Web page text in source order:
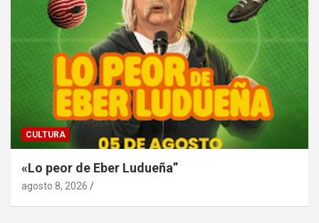
CULTURA
«Lo peor de Eber Ludueña”
agosto 8, 2026